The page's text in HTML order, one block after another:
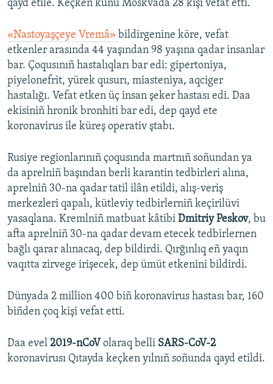
qayd etile. Keçken künü Moskvada 28 kişi vefat etti.
«Nastoyaşçeye Vremâ» bildirgenine köre, vefat
etkenler arasında 44 yaşından 98 yaşına qadar insanlar
bar. Çoqusınıñ hastalıqları bar edi: gipertoniya,
piyelonefrit, yürek qusurı, miasteniya, aqciger
hastalığı. Vefat etken üç insan şeker hastası edi. Daa
ekisiniñ hronik bronhiti bar edi, dep qayd ete
koronavirus ile küreş operativ ştabı.
Rusiye regionlarınıñ çoqusında martnıñ soñundan ya
da aprelniñ başından berli karantin tedbirleri alına,
aprelniñ 30-na qadar tatil ilân etildi, alış-veriş
merkezleri qapalı, kütleviy tedbirlerniñ keçirilüvi
yasaqlana. Kremlniñ matbuat kâtibi Dmitriy Peskov, bu
afta aprelniñ 30-na qadar devam etecek tedbirlernen
bağlı qarar alınacaq, dep bildirdi. Qırğınlıq eñ yaqın
vaqıtta zirvege irişecek, dep ümüt etkenini bildirdi.
Dünyada 2 million 400 biñ koronavirus hastası bar, 160
biñden çoq kişi vefat etti.
Daa evel 2019-nCoV olaraq belli SARS-CoV-2
koronavirusı Qıtayda keçken yılnıñ soñunda qayd etildi.